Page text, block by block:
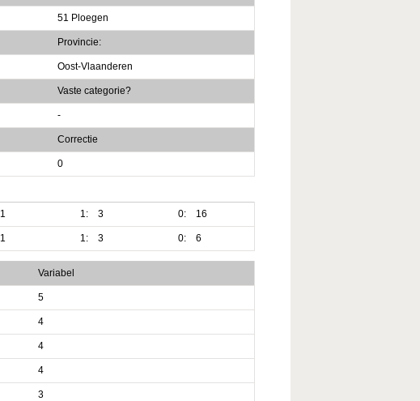
51 Ploegen
Provincie:
Oost-Vlaanderen
Vaste categorie?
-
Correctie
0
1 1: 3 0: 16
1 1: 3 0: 6
Variabel
5
4
4
4
3